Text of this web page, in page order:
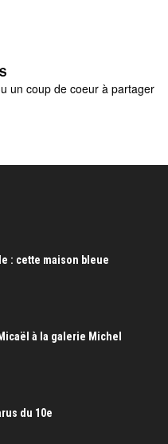
un coup de coeur à partager
: cette maison bleue
à la galerie Michel
du 10e